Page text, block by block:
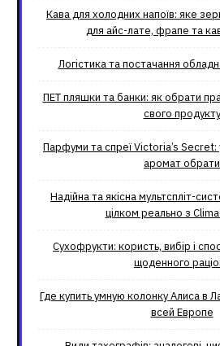
Кава для холодних напоїв: яке
для айс-лате, фрапе та
Логістика та постачання
ПЕТ пляшки та банки: як обрати
свого продукту
Парфуми та спреї Victoria’s Secret:
аромат обрати
Надійна та якісна мультспліт-
цілком реально з
Сухофрукти: користь, вибір і
щоденного
Где купить умную колонку Алиса в
всей Европе